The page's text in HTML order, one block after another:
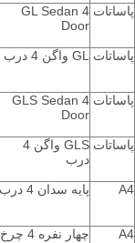
پاساتات GL Sedan 4
Door
پاساتات GL واگن 4 درب
پاساتات GLS Sedan 4
Door
پاساتات
GLS واگن 4
درب
A4 پایه سدان 4 درب
A4
چهار نفره 4 چرخ